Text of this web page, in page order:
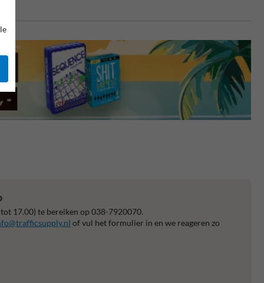
17.00) te bereiken op 038-7920070.
of vul het formulier in en we reageren zo